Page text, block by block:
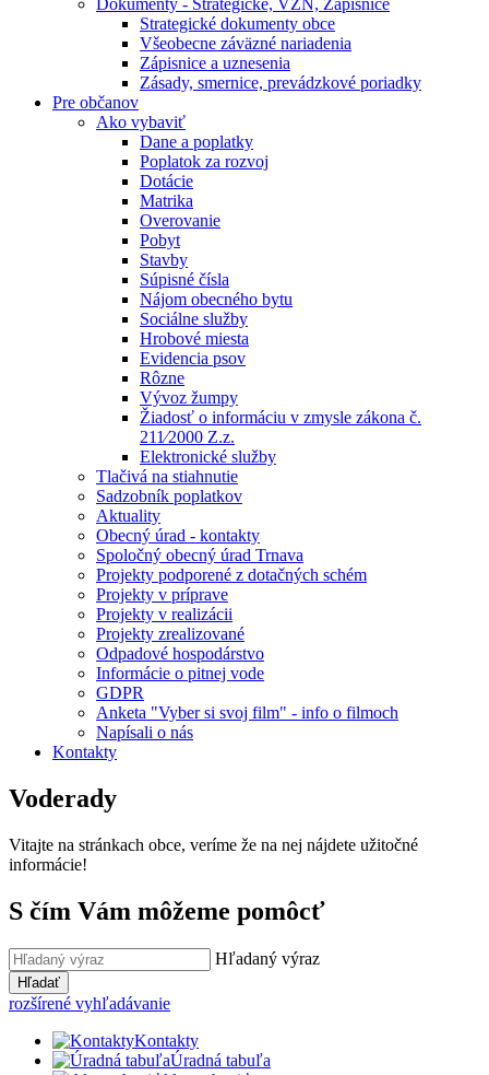
Dokumenty - Strategické, VZN, Zápisnice
Strategické dokumenty obce
Všeobecne záväzné nariadenia
Zápisnice a uznesenia
Zásady, smernice, prevádzkové poriadky
Pre občanov
Ako vybaviť
Dane a poplatky
Poplatok za rozvoj
Dotácie
Matrika
Overovanie
Pobyt
Stavby
Súpisné čísla
Nájom obecného bytu
Sociálne služby
Hrobové miesta
Evidencia psov
Rôzne
Vývoz žumpy
Žiadosť o informáciu v zmysle zákona č.
211⁄2000 Z.z.
Elektronické služby
Tlačivá na stiahnutie
Sadzobník poplatkov
Aktuality
Obecný úrad - kontakty
Spoločný obecný úrad Trnava
Projekty podporené z dotačných schém
Projekty v príprave
Projekty v realizácii
Projekty zrealizované
Odpadové hospodárstvo
Informácie o pitnej vode
GDPR
Anketa "Vyber si svoj film" - info o filmoch
Napísali o nás
Kontakty
Voderady
Vitajte na stránkach obce, veríme že na nej nájdete užitočné
informácie!
S čím Vám môžeme pomôcť
Hľadaný výraz
Hľadať
rozšírené vyhľadávanie
Kontakty
Úradná tabuľa